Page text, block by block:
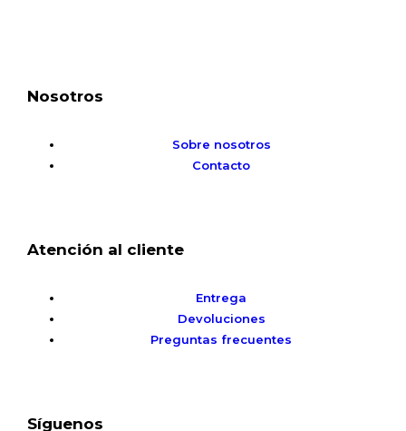
Nosotros
Sobre nosotros
Contacto
Atención al cliente
Entrega
Devoluciones
Preguntas frecuentes
Síguenos